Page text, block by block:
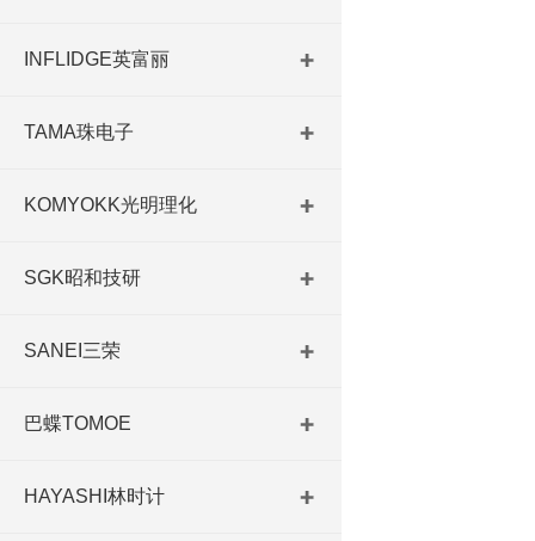
INFLIDGE英富丽
TAMA珠电子
KOMYOKK光明理化
SGK昭和技研
SANEI三荣
巴蝶TOMOE
HAYASHI林时计